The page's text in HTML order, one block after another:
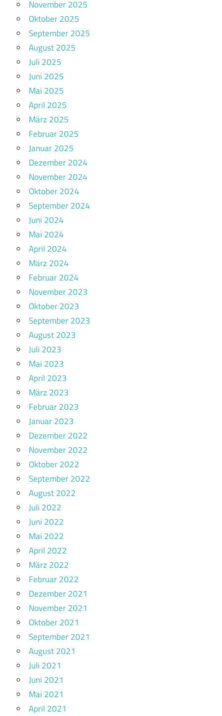
November 2025
Oktober 2025
September 2025
August 2025
Juli 2025
Juni 2025
Mai 2025
April 2025
März 2025
Februar 2025
Januar 2025
Dezember 2024
November 2024
Oktober 2024
September 2024
Juni 2024
Mai 2024
April 2024
März 2024
Februar 2024
November 2023
Oktober 2023
September 2023
August 2023
Juli 2023
Mai 2023
April 2023
März 2023
Februar 2023
Januar 2023
Dezember 2022
November 2022
Oktober 2022
September 2022
August 2022
Juli 2022
Juni 2022
Mai 2022
April 2022
März 2022
Februar 2022
Dezember 2021
November 2021
Oktober 2021
September 2021
August 2021
Juli 2021
Juni 2021
Mai 2021
April 2021